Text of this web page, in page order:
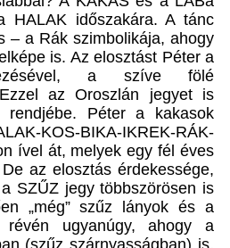
HALAK időszakára. A tánc
– a Rák szimbolikája, ahogy
is. Az elosztást Péter a
a szíve fölé
az Oroszlán jegyet is
rendjébe. Péter a kakasok
KOS-BIKA-IKREK-RÁK-
ível át, melyek egy fél éves
az elosztás érdekessége,
SZŰZ jegy többszörösen is
„még” szűz lányok és a
révén ugyanúgy, ahogy a
(szűz szárnyasságban) is.